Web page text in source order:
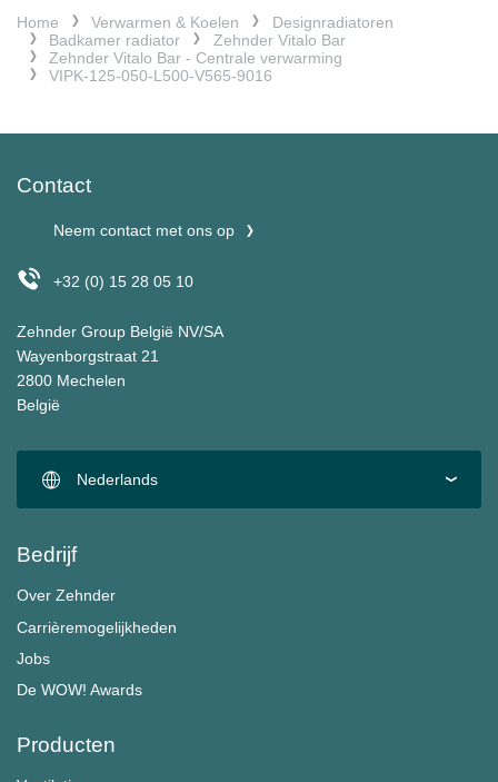
Home Verwarmen & Koelen
Designradiatoren
Badkamer radiator
Zehnder Vitalo Bar
Zehnder Vitalo Bar - Centrale verwarming
VIPK-125-050-L500-V565-9016
Contact
Neem contact met ons op
+32 (0) 15 28 05 10
Zehnder Group België NV/SA
Wayenborgstraat 21
2800 Mechelen
België
Nederlands
Bedrijf
Over Zehnder
Carrièremogelijkheden
Jobs
De WOW! Awards
Producten